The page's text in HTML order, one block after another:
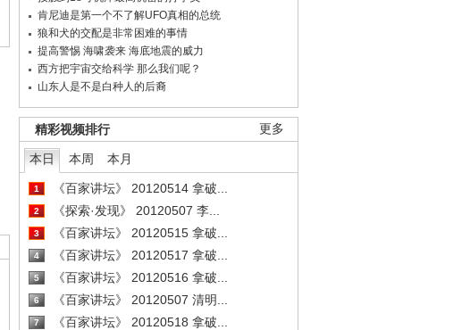
肯尼迪是第一个不了解UFO真相的总统
狼和犬的交配是非常困难的事情
提高警惕 海啸袭来 海底地震的威力
西方把宇宙交给科学 那么我们呢？
山东人是不是白种人的后裔
更多
精彩视频排行
本日 本周 本月
1 《百家讲坛》 20120514 拿破...
2 《探索·发现》 20120507 李...
3 《百家讲坛》 20120515 拿破...
4 《百家讲坛》 20120517 拿破...
5 《百家讲坛》 20120516 拿破...
6 《百家讲坛》 20120507 清明...
7 《百家讲坛》 20120518 拿破...